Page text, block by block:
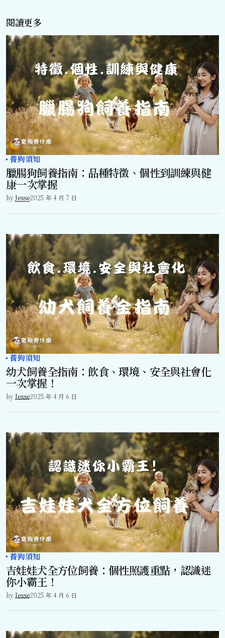
閱讀更多
養狗須知
臘腸狗飼養指南：品種特徵、個性到訓練與健
康一次掌握
byJesse2025 年 4 月 7 日
養狗須知
幼犬飼養全指南：飲食、環境、安全與社會化
一次掌握！
byJesse2025 年 4 月 6 日
養狗須知
吉娃娃犬全方位飼養：個性照護重點，認識迷
你小霸王！
byJesse2025 年 4 月 6 日